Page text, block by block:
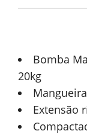
Bomba
20kg
Extensão